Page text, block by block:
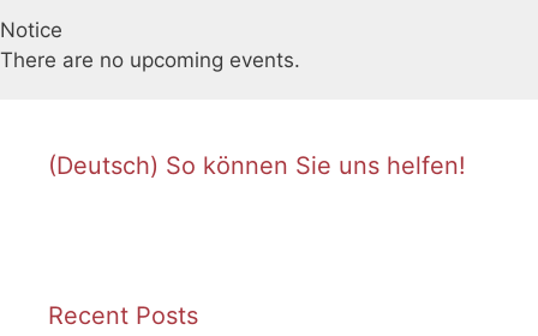
Notice
There are no upcoming events.
(Deutsch) So können Sie uns helfen!
Recent Posts